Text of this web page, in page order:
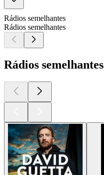
Rádios semelhantes
Rádios semelhantes
Rádios semelhantes